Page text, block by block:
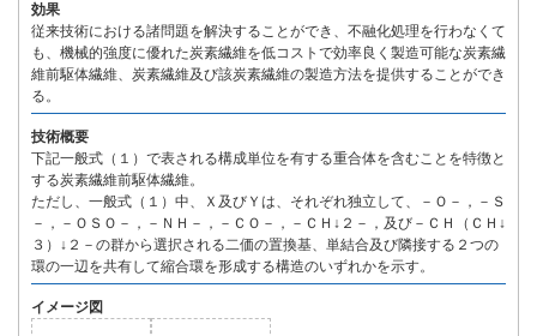
効果
従来技術における諸問題を解決することができ、不融化処理を行わなくて
も、機械的強度に優れた炭素繊維を低コストで効率良く製造可能な炭素繊
維前駆体繊維、炭素繊維及び該炭素繊維の製造方法を提供することができ
る。
技術概要
下記一般式（１）で表される構成単位を有する重合体を含むことを特徴と
する炭素繊維前駆体繊維。
ただし、一般式（１）中、Ｘ及びＹは、それぞれ独立して、－Ｏ－，－Ｓ
－，－ＯＳＯ－，－ＮＨ－，－ＣＯ－，－ＣＨ↓２－，及び－ＣＨ（ＣＨ↓
３）↓２－の群から選択される二価の置換基、単結合及び隣接する２つの
環の一辺を共有して縮合環を形成する構造のいずれかを示す。
イメージ図